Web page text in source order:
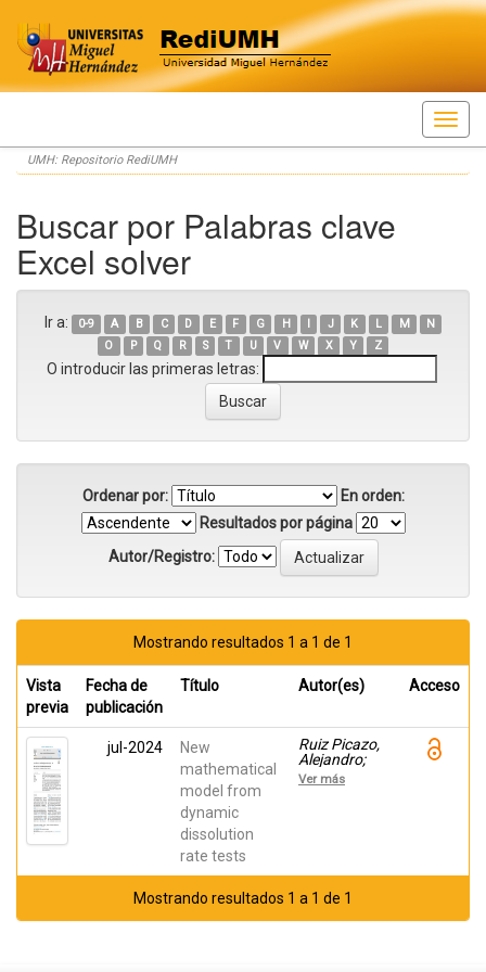
Skip
navigation
UMH: Repositorio RediUMH
Buscar por Palabras clave
Excel solver
Ir a: 0-9 A B C D E F G H I J K L M
N
O
P Q R S T U V W X Y Z
O introducir las primeras letras:
Ordenar por:
En orden:
Resultados por página
Autor/Registro:
Mostrando resultados 1 a 1 de 1
Vista
previa
Fecha de
publicación
Título Autor(es) Acceso
jul-2024
New
mathematical
model from
dynamic
dissolution
rate tests
Ruiz Picazo,
Alejandro;
Gonzalez-
Alvarez, I;
Ver más
Mostrando resultados 1 a 1 de 1